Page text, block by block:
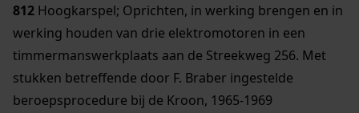
812 Hoogkarspel; Oprichten, in werking brengen en in
werking houden van drie elektromotoren in een
timmermanswerkplaats aan de Streekweg 256. Met
stukken betreffende door F. Braber ingestelde
beroepsprocedure bij de Kroon, 1965-1969